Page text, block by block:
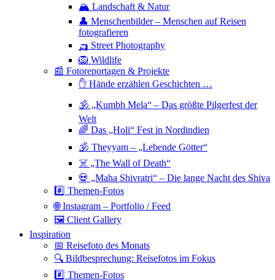
🏔 Landschaft & Natur
👤 Menschenbilder – Menschen auf Reisen
fotografieren
🛺 Street Photography
🦁 Wildlife
📰 Fotoreportagen & Projekte
✋ Hände erzählen Geschichten …
🕉 „Kumbh Mela“ – Das größte Pilgerfest der
Welt
🌈 Das „Holi“ Fest in Nordindien
🕉 Theyyam – „Lebende Götter“
☠️ „The Wall of Death“
💀 „Maha Shivratri“ – Die lange Nacht des Shiva
#️⃣ Themen-Fotos
🌐 Instagram – Portfolio / Feed
🖼 Client Gallery
Inspiration
📅 Reisefoto des Monats
🔍 Bildbesprechung: Reisefotos im Fokus
#️⃣ Themen-Fotos